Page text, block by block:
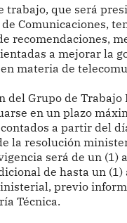
trabajo, que será
Comunicaciones,
recomendaciones,
a mejorar la
materia de
del Grupo de
en un plazo
a partir del
la resolución
será de un (1)
de hasta un (1)
previo
Técnica.